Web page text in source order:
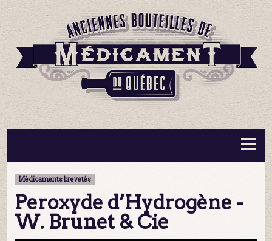
BOUTEILLES ▼
MA COLLECTION
CONTACT
Médicaments brevetés
Peroxyde d’Hydrogène -
W. Brunet & Cie